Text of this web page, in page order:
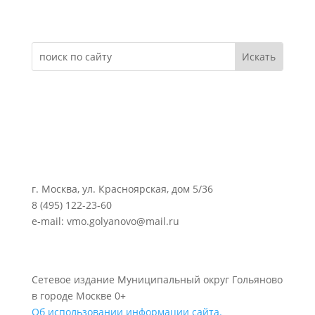
г. Москва, ул. Красноярская, дом 5/36
8 (495) 122-23-60
e-mail: vmo.golyanovo@mail.ru
Сетевое издание Муниципальный округ Гольяново
в городе Москве 0+
Об использовании информации сайта.